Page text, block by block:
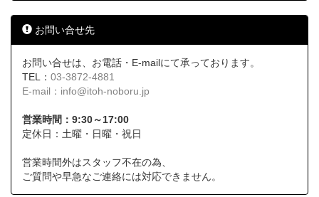
お問い合せ先
お問い合せは、お電話・E-mailにて承っております。
TEL： 03-3872-4881
E-mail： info@itoh-noboru.jp
営業時間：9:30～17:00
定休日：土曜・日曜・祝日
営業時間外はスタッフ不在の為、
ご質問や早急なご連絡には対応できません。